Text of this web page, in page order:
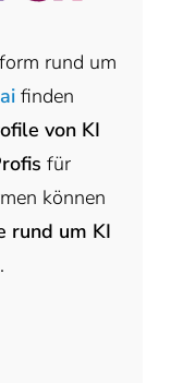
rund um
finden
von KI
für
können
rund um KI